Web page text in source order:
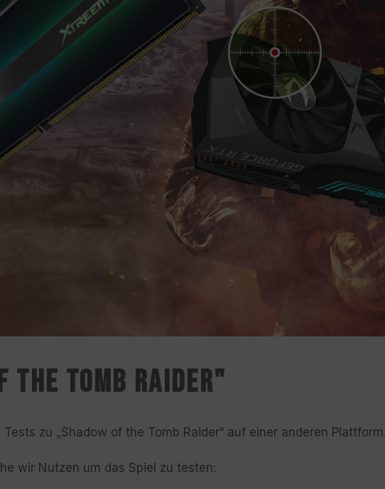
The Tomb Raider"
zu „Shadow of the Tomb Raider“ auf einer anderen Plattform.
wir Nutzen um das Spiel zu testen: